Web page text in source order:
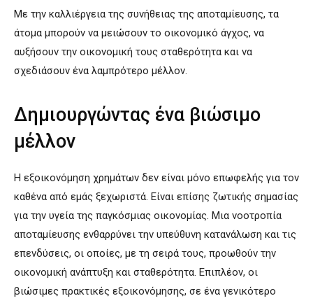
Με την καλλιέργεια της συνήθειας της αποταμίευσης, τα
άτομα μπορούν να μειώσουν το οικονομικό άγχος, να
αυξήσουν την οικονομική τους σταθερότητα και να
σχεδιάσουν ένα λαμπρότερο μέλλον.
Δημιουργώντας ένα βιώσιμο
μέλλον
Η εξοικονόμηση χρημάτων δεν είναι μόνο επωφελής για τον
καθένα από εμάς ξεχωριστά. Είναι επίσης ζωτικής σημασίας
για την υγεία της παγκόσμιας οικονομίας. Μια νοοτροπία
αποταμίευσης ενθαρρύνει την υπεύθυνη κατανάλωση και τις
επενδύσεις, οι οποίες, με τη σειρά τους, προωθούν την
οικονομική ανάπτυξη και σταθερότητα. Επιπλέον, οι
βιώσιμες πρακτικές εξοικονόμησης, σε ένα γενικότερο